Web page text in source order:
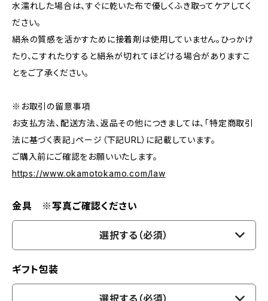
水濡れした場合は、すぐに乾いた布で優しくふき取ってケアしてく
ださい。
絹糸の質感を活かすために接着剤は使用していません。ひっかけ
たり、こすれたりすると絹糸が切れてほどける場合がありますこ
とをご了承ください。
※お取引の留意事項
お支払方法、配送方法、返品その他につきましては、「特定商取引
法に基づく表記」ページ（下記URL）に記載しています。
ご購入前にご確認をお願いいたします。
https://www.okamotokamo.com/law
金具 ※写真ご確認ください
選択する（必須）
ギフト包装
選択する（必須）